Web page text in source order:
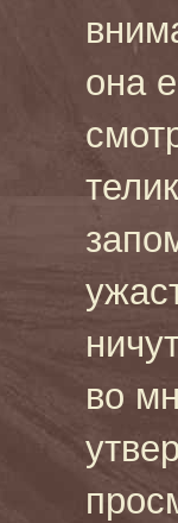
она
во